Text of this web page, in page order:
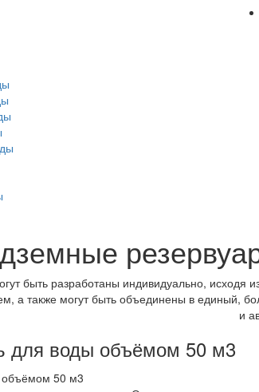
быть разработаны индивидуально,
а также могут быть объединены в единый,
и
для воды объёмом 50 м3